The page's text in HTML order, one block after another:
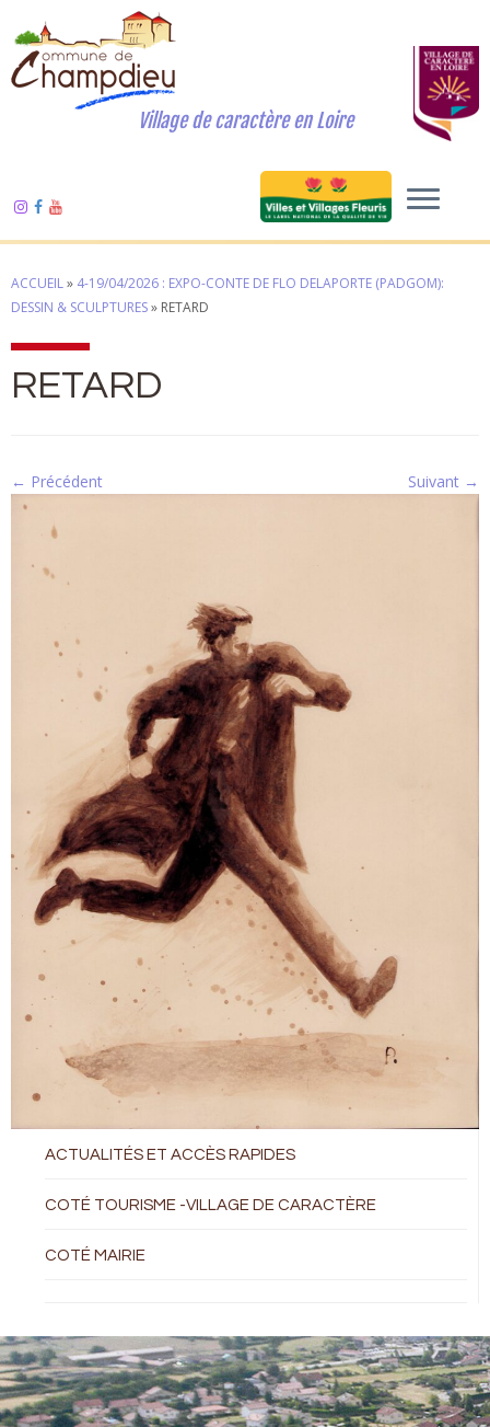
Village de caractère en Loire
ACCUEIL» 4-19/04/2026 : EXPO-CONTE DE FLO DELAPORTE (PADGOM):
DESSIN & SCULPTURES» RETARD
RETARD
← Précédent Suivant →
ACTUALITÉS ET ACCÈS RAPIDES
COTÉ TOURISME -VILLAGE DE CARACTÈRE
COTÉ MAIRIE